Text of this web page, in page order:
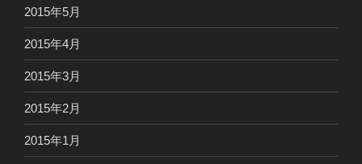
2015年5月
2015年4月
2015年3月
2015年2月
2015年1月